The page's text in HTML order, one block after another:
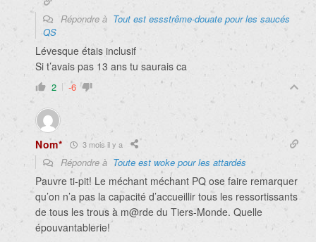
Répondre à Tout est essstrême-douate pour les saucés
QS
Lévesque étais inclusif
Si t’avais pas 13 ans tu saurais ca
2 -6
Nom* 3 mois il y a
Répondre à Toute est woke pour les attardés
Pauvre ti-pit! Le méchant méchant PQ ose faire remarquer
qu’on n’a pas la capacité d’accueillir tous les ressortissants
de tous les trous à m@rde du Tiers-Monde. Quelle
épouvantablerie!